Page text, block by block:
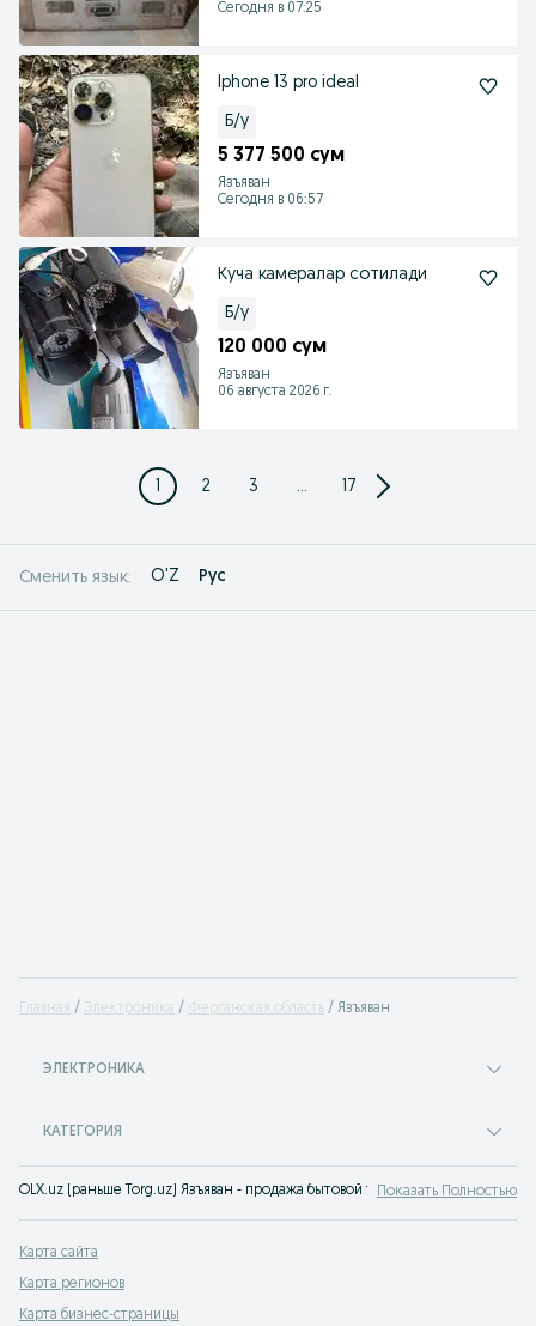
Сегодня в 07:25
Iphone 13 pro ideal
Б/у
5 377 500 сум
Язъяван
Сегодня в 06:57
Куча камералар сотилади
Б/у
120 000 сум
Язъяван
06 августа 2026 г.
1 2 3 ... 17
Сменить язык: O'Z Рус
Главная Электроника Ферганская область Язъяван
ЭЛЕКТРОНИКА
КАТЕГОРИЯ
OLX.uz (раньше Torg.uz) Язъяван - продажа бытовой техники в широком
Показать Полностью
Карта сайта
Карта регионов
Карта бизнес-страницы